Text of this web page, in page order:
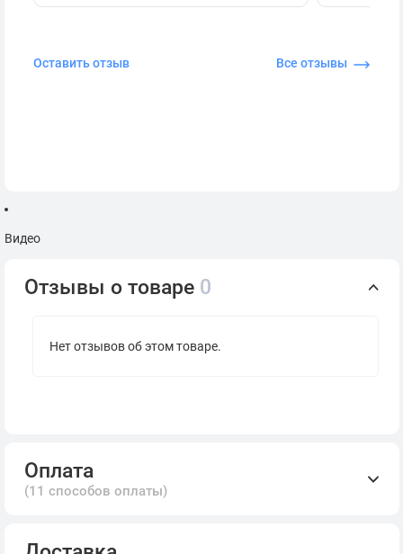
Оставить отзыв Все отзывы
Видео
Отзывы о товаре 0
Нет отзывов об этом товаре.
Оплата
(11 способов оплаты)